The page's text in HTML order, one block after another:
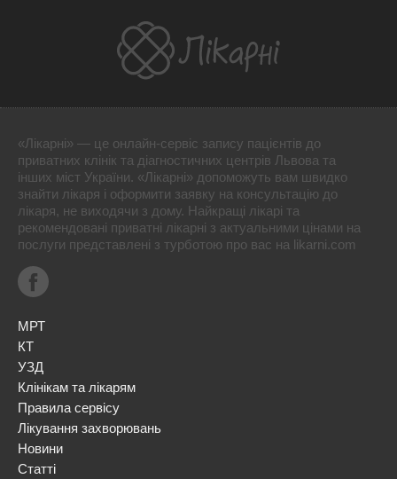
«Лікарні» — це онлайн-сервіс запису пацієнтів до
приватних клінік та діагностичних центрів Львова та
інших міст України. «Лікарні» допоможуть вам швидко
знайти лікаря і оформити заявку на консультацію до
лікаря, не виходячи з дому. Найкращі лікарі та
рекомендовані приватні лікарні з актуальними цінами на
послуги представлені з турботою про вас на likarni.com
МРТ
КТ
УЗД
Клінікам та лікарям
Правила сервісу
Лікування захворювань
Новини
Статті